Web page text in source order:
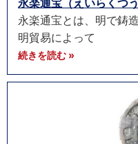
永楽通宝とは、明で鋳
明貿易によって
続きを読む »